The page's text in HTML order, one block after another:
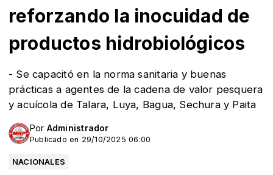
reforzando la inocuidad de
productos hidrobiológicos
- Se capacitó en la norma sanitaria y buenas
prácticas a agentes de la cadena de valor pesquera
y acuícola de Talara, Luya, Bagua, Sechura y Paita
Por Administrador
Publicado en 29/10/2025 06:00
NACIONALES